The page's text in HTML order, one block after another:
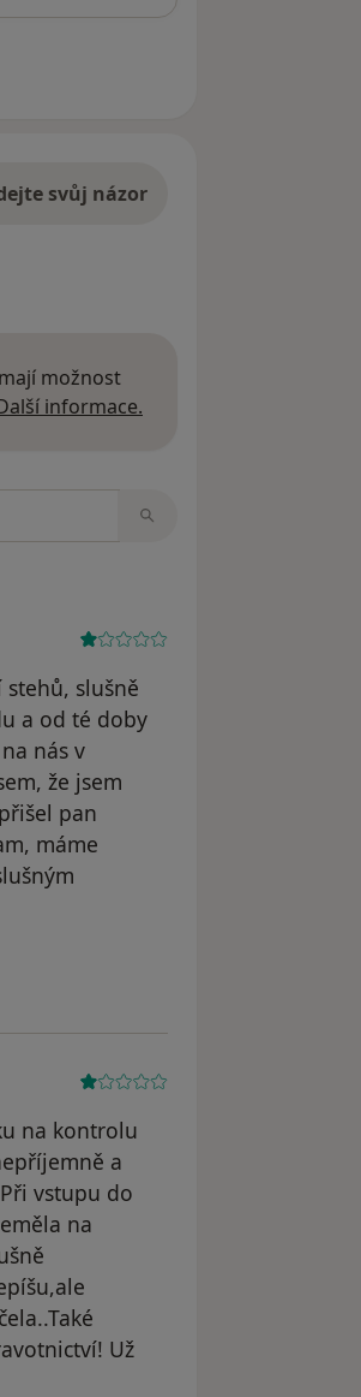
svůj názor
možnost
informace.
slušně
a od té doby
nás v
že jsem
pan
máme
Honomichlová
na kontrolu
a
vstupu do
na
Už